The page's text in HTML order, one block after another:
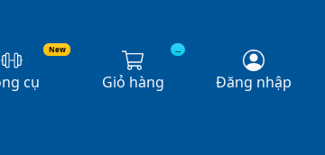
New
cụ
...
Giỏ hàng Đăng nhập